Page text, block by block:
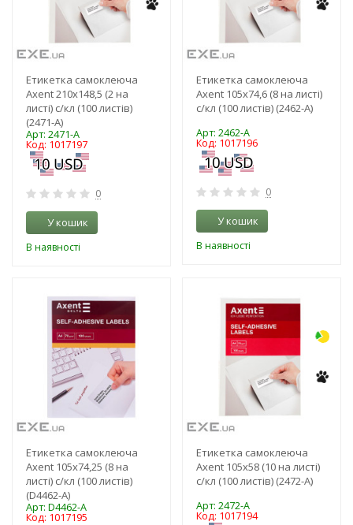
Етикетка самоклеюча
Axent 210x148,5 (2 на
листі) с/кл (100 листів)
(2471-A)
Арт: 2471-A
Код: 1017197
0
У кошик
В наявності
Етикетка самоклеюча
Axent 105x74,6 (8 на листі)
с/кл (100 листів) (2462-A)
Арт: 2462-A
Код: 1017196
0
У кошик
В наявності
Етикетка самоклеюча
Axent 105x74,25 (8 на
листі) с/кл (100 листів)
(D4462-A)
Арт: D4462-A
Код: 1017195
Етикетка самоклеюча
Axent 105x58 (10 на листі)
с/кл (100 листів) (2472-A)
Арт: 2472-A
Код: 1017194